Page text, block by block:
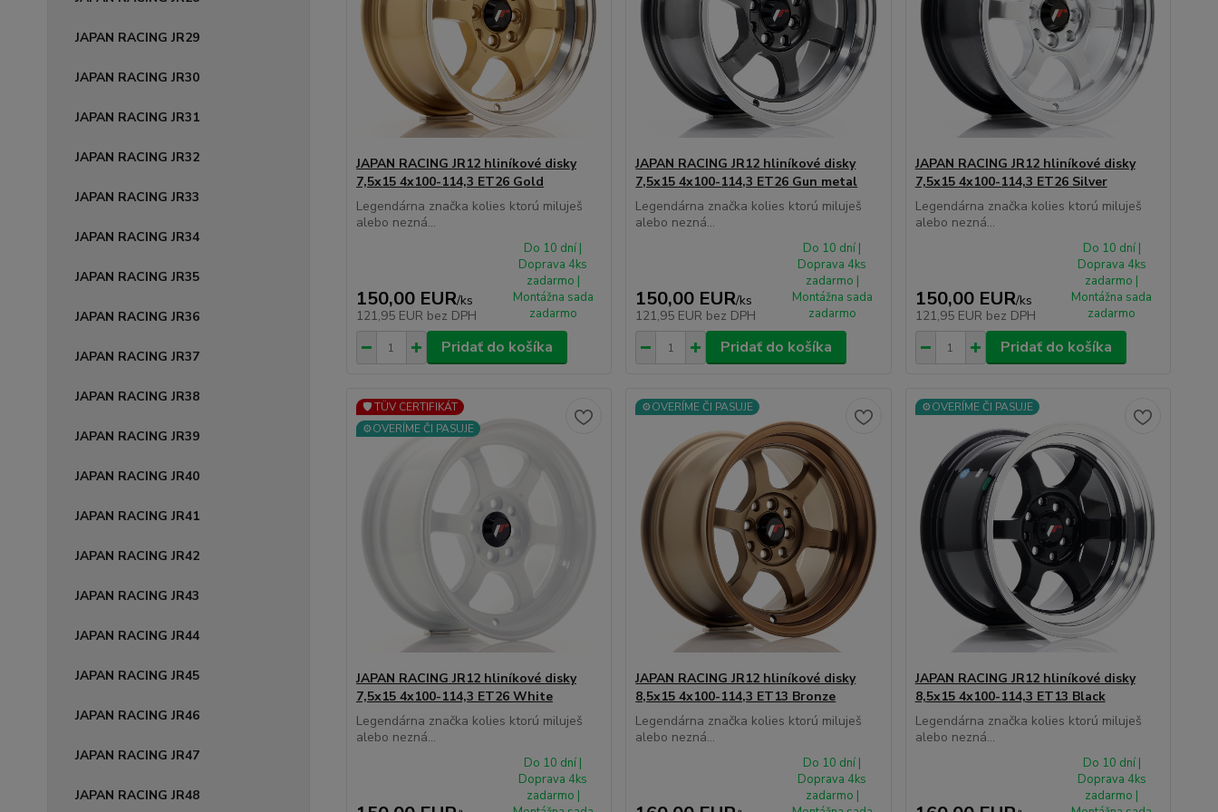
JAPAN RACING JR29
JAPAN RACING JR30
JAPAN RACING JR31
JAPAN RACING JR32
JAPAN RACING JR33
JAPAN RACING JR34
JAPAN RACING JR35
JAPAN RACING JR36
JAPAN RACING JR37
JAPAN RACING JR38
JAPAN RACING JR39
JAPAN RACING JR40
JAPAN RACING JR41
JAPAN RACING JR42
JAPAN RACING JR43
JAPAN RACING JR44
JAPAN RACING JR45
JAPAN RACING JR46
JAPAN RACING JR47
JAPAN RACING JR48
JAPAN RACING JR12 hliníkové disky
7,5x15 4x100-114,3 ET26 Gold
Legendárna značka kolies ktorú miluješ
alebo nezná...
150,00 EUR/ks
121,95 EUR bez DPH
Do 10 dní |
Doprava 4ks
zadarmo |
Montážna sada
zadarmo
Pridať do košíka
JAPAN RACING JR12 hliníkové disky
7,5x15 4x100-114,3 ET26 Gun metal
Legendárna značka kolies ktorú miluješ
alebo nezná...
150,00 EUR/ks
121,95 EUR bez DPH
Do 10 dní |
Doprava 4ks
zadarmo |
Montážna sada
zadarmo
Pridať do košíka
JAPAN RACING JR12 hliníkové disky
7,5x15 4x100-114,3 ET26 Silver
Legendárna značka kolies ktorú miluješ
alebo nezná...
150,00 EUR/ks
121,95 EUR bez DPH
Do 10 dní |
Doprava 4ks
zadarmo |
Montážna sada
zadarmo
Pridať do košíka
🛡️ TÜV CERTIFIKÁT
⚙️OVERÍME ČI PASUJE
JAPAN RACING JR12 hliníkové disky
7,5x15 4x100-114,3 ET26 White
Legendárna značka kolies ktorú miluješ
alebo nezná...
Do 10 dní |
Doprava 4ks
zadarmo |
⚙️OVERÍME ČI PASUJE
JAPAN RACING JR12 hliníkové disky
8,5x15 4x100-114,3 ET13 Bronze
Legendárna značka kolies ktorú miluješ
alebo nezná...
Do 10 dní |
Doprava 4ks
zadarmo |
⚙️OVERÍME ČI PASUJE
JAPAN RACING JR12 hliníkové disky
8,5x15 4x100-114,3 ET13 Black
Legendárna značka kolies ktorú miluješ
alebo nezná...
Do 10 dní |
Doprava 4ks
zadarmo |